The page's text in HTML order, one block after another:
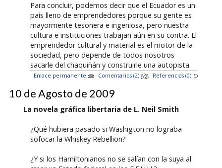
Para concluir, podemos decir que el Ecuador es un
país lleno de emprendedores porque su gente es
mayormente tesonera e ingeniosa, pero nuestra
cultura e instituciones trabajan aún en su contra. El
emprendedor cultural y material es el motor de la
sociedad, pero depende de todos nosotros
sacarle del chaquiñán y construirle una autopista.
Enlace permanente Comentarios (2) Referencias (0)
10 de Agosto de 2009
La novela gráfica libertaria de L. Neil Smith
¿Qué hubiera pasado si Washigton no lograba
sofocar la Whiskey Rebellion?
¿Y si los Hamiltonianos no se salían con la suya al